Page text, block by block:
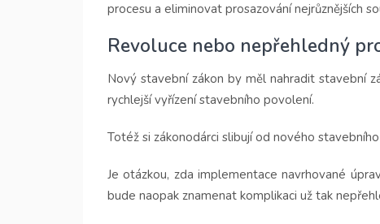
procesu a eliminovat prosazování nejrůznějších
Revoluce nebo nepřehledný
Nový stavební zákon by měl nahradit stavební
rychlejší vyřízení stavebního povolení.
Totéž si zákonodárci slibují od nového stavebního
Je otázkou, zda implementace navrhované
bude naopak znamenat komplikaci už tak